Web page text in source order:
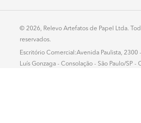
© 2026, Relevo Artefatos de Papel Ltda.
reservados.
Escritório Comercial:Avenida Paulista, 2300
Luís Gonzaga - Consolação - São Paulo/SP -